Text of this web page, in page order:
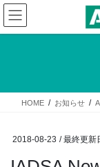
コ
ン
テ
ス
ナ
ビ
ゲ
ン
HOME お知らせ
2018-08-23 / 最終更新